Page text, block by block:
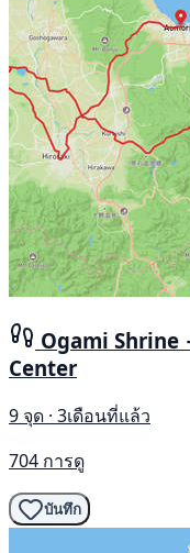
Ogami
Center
9 จุด · 3เดือนที่แล้ว
704 การดู
บันทึก